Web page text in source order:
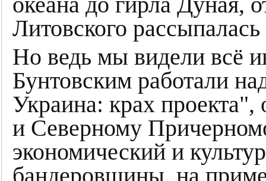
Литовского рассыпалась
Но ведь мы видели всё
Бунтовским работали
Украина: крах проекта",
и Северному
экономический и
бандеровщины, на